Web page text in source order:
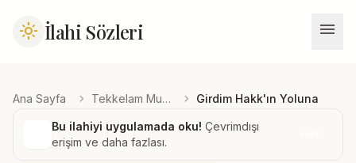
light_mode İlahi Sözleri menu
Ana Sayfa chevron_right Tekkelam Musiki Topluluğu chevron_right Girdim Hakk'ın Yoluna
Bu ilahiyi uygulamada oku! Çevrimdışı
erişim ve daha fazlası.